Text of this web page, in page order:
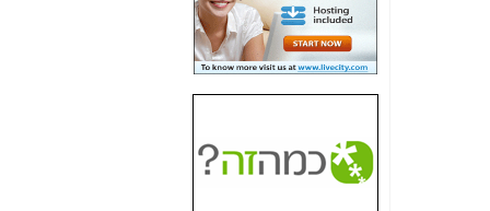
כאן
האם השר איוב קרא
היה צריך בכלל לחתום
על האישור, שנתן
האם ביבי וקרא קבלו
בכלל תמורה עבור